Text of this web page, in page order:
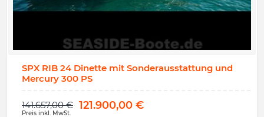
SPX RIB 24 Dinette mit Sonderausstattung und
Mercury 300 PS
141.657,00€ 121.900,00 €
Preis inkl. MwSt.